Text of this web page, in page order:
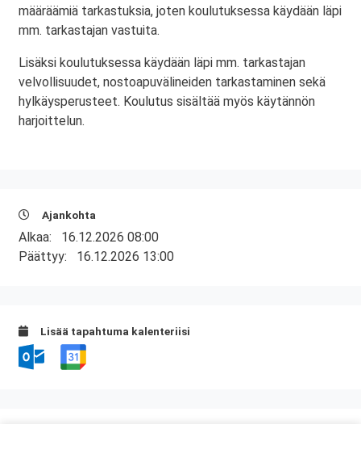
määräämiä tarkastuksia, joten koulutuksessa käydään läpi
mm. tarkastajan vastuita.
Lisäksi koulutuksessa käydään läpi mm. tarkastajan
velvollisuudet, nostoapuvälineiden tarkastaminen sekä
hylkäysperusteet. Koulutus sisältää myös käytännön
harjoittelun.
Ajankohta
Alkaa: 16.12.2026 08:00
Päättyy: 16.12.2026 13:00
Lisää tapahtuma kalenteriisi